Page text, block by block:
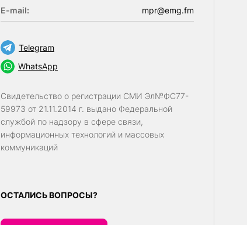
E-mail: mpr@emg.fm
Telegram
WhatsApp
Свидетельство о регистрации СМИ Эл№ФС77-
59973 от 21.11.2014 г. выдано Федеральной
службой по надзору в сфере связи,
информационных технологий и массовых
коммуникаций
ОСТАЛИСЬ ВОПРОСЫ?